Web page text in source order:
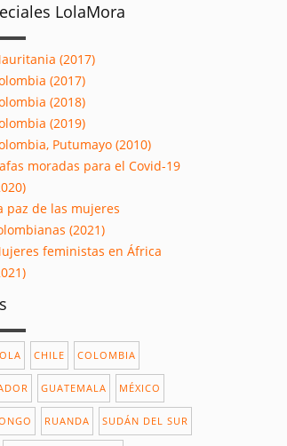
LolaMora
(2017)
(2017)
(2018)
(2019)
Putumayo (2010)
moradas para el Covid-19
paz de las mujeres
(2021)
feministas en África
CHILE COLOMBIA
GUATEMALA MÉXICO
RUANDA SUDÁN DEL SUR